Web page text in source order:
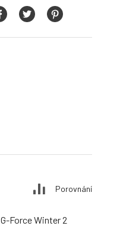
Porovnání
G-Force Winter 2